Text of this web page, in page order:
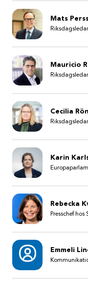
Mats
Mauricio
Cecilia
Karin
Rebecka
Presschef
Emmeli